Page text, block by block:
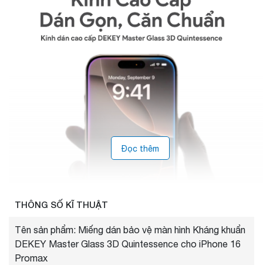
Đọc thêm
THÔNG SỐ KĨ THUẬT
Tên sản phẩm: Miếng dán bảo vệ màn hình Kháng khuẩn
DEKEY Master Glass 3D Quintessence cho iPhone 16
Promax